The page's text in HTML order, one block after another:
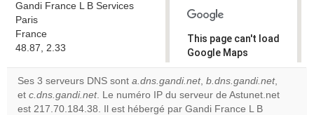
Gandi France L B Services
Paris
France
48.87, 2.33
This page can't load
Google Maps
correctly.
Do you
own this
Ses 3 serveurs DNS sont a.dns.gandi.net, b.dns.gandi.net,
et c.dns.gandi.net. Le numéro IP du serveur de Astunet.net
est 217.70.184.38. Il est hébergé par Gandi France L B